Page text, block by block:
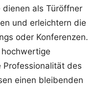
dienen als Türöffner
und erleichtern die
oder Konferenzen.
Professionalität des
einen bleibenden